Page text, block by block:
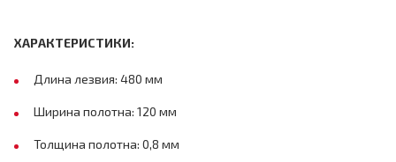
ХАРАКТЕРИСТИКИ:
Длина лезвия: 480 мм
Ширина полотна: 120 мм
Толщина полотна: 0,8 мм